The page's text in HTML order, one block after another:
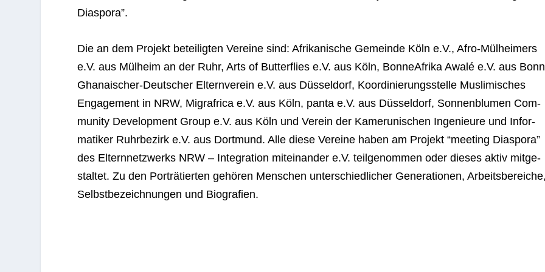
Diaspora”.
Die an dem Pro­jekt betei­lig­ten Ver­eine sind: Afri­ka­ni­sche Gemeinde Köln e.V., Afro-Mül­hei­mers
e.V. aus Mül­heim an der Ruhr, Arts of But­ter­flies e.V. aus Köln, Bon­ne­Afrika Awalé e.V. aus
Gha­nai­scher-Deut­scher Eltern­ver­ein e.V. aus Düs­sel­dorf, Koor­di­nie­rungs­stelle Mus­li­mi­sches
Enga­ge­ment in NRW, Migraf­rica e.V. aus Köln, panta e.V. aus Düs­sel­dorf, Son­nen­blu­men Com­
mu­nity Deve­lo­p­ment Group e.V. aus Köln und Ver­ein der Kame­ru­ni­schen Inge­nieure und Infor­
ma­ti­ker Ruhr­be­zirk e.V. aus Dort­mund. Alle diese Ver­eine haben am Pro­jekt “mee­ting Dia­spora”
des Eltern­netz­werks NRW – Inte­gra­tion mit­ein­an­der e.V. teil­ge­nom­men oder die­ses aktiv mit­ge­
stal­tet. Zu den Por­trä­tier­ten gehö­ren Men­schen unter­schied­li­cher Gene­ra­tio­nen,
Selbst­be­zeich­nun­gen und Biografien.